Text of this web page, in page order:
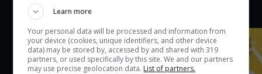
Learn more
Your personal data will be processed and information from
your device (cookies, unique identifiers, and other device
data) may be stored by, accessed by and shared with 319
partners, or used specifically by this site. We and our partners
may use precise geolocation data. List of partners.